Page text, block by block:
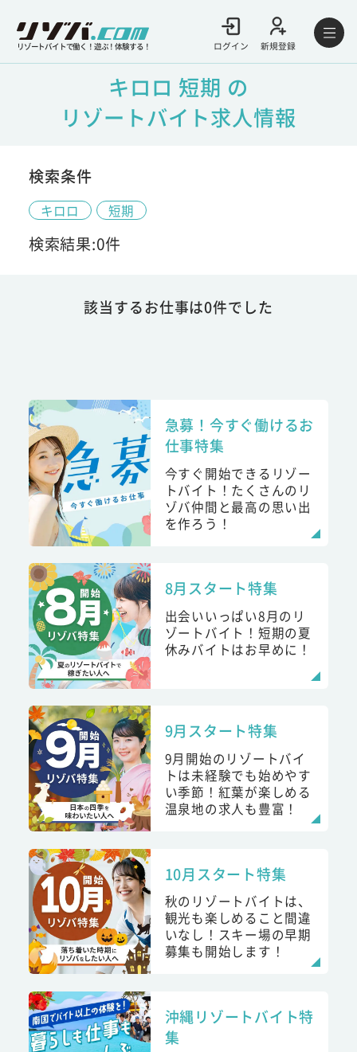
リゾートバイトで働く！遊ぶ！体験する！ ログイン 新規登録
キロロ 短期 の
リゾートバイト求人情報
検索条件
キロロ 短期
検索結果:0件
該当するお仕事は0件でした
急募！今すぐ働けるお
仕事特集
今すぐ開始できるリゾー
トバイト！たくさんのリ
ゾバ仲間と最高の思い出
を作ろう！
8月スタート特集
出会いいっぱい8月のリ
ゾートバイト！短期の夏
休みバイトはお早めに！
9月スタート特集
9月開始のリゾートバイ
トは未経験でも始めやす
い季節！紅葉が楽しめる
温泉地の求人も豊富！
10月スタート特集
秋のリゾートバイトは、
観光も楽しめること間違
いなし！スキー場の早期
募集も開始します！
沖縄リゾートバイト特
集